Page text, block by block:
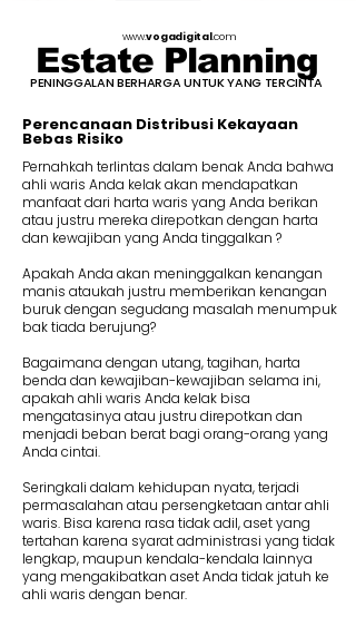
Estate Planning
PENINGGALAN BERHARGA UNTUK YANG TERCINTA
www.vogadigital.com
Perencanaan Distribusi Kekayaan
Bebas Risiko
Pernahkah terlintas dalam benak Anda bahwa
ahli waris Anda kelak akan mendapatkan
manfaat dari harta waris yang Anda berikan
atau justru mereka direpotkan dengan harta
dan kewajiban yang Anda tinggalkan ?
Apakah Anda akan meninggalkan kenangan
manis ataukah justru memberikan kenangan
buruk dengan segudang masalah menumpuk
bak tiada berujung?
Bagaimana dengan utang, tagihan, harta
benda dan kewajiban-kewajiban selama ini,
apakah ahli waris Anda kelak bisa
mengatasinya atau justru direpotkan dan
menjadi beban berat bagi orang-orang yang
Anda cintai.
Seringkali dalam kehidupan nyata, terjadi
permasalahan atau persengketaan antar ahli
waris. Bisa karena rasa tidak adil, aset yang
tertahan karena syarat administrasi yang tidak
lengkap, maupun kendala-kendala lainnya
yang mengakibatkan aset Anda tidak jatuh ke
ahli waris dengan benar.